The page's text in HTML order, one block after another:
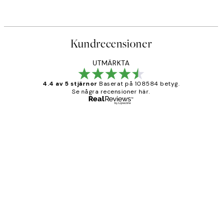
Kundrecensioner
UTMÄRKTA
4.4 av 5 stjärnor Baserat på 108584 betyg.
Se några recensioner här.